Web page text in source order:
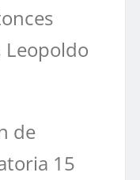
Leopoldo
de
15